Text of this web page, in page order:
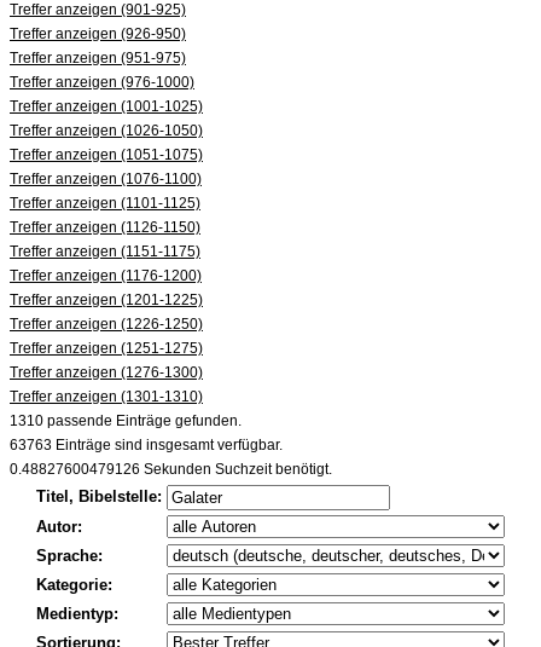
Treffer anzeigen (901-925)
Treffer anzeigen (926-950)
Treffer anzeigen (951-975)
Treffer anzeigen (976-1000)
Treffer anzeigen (1001-1025)
Treffer anzeigen (1026-1050)
Treffer anzeigen (1051-1075)
Treffer anzeigen (1076-1100)
Treffer anzeigen (1101-1125)
Treffer anzeigen (1126-1150)
Treffer anzeigen (1151-1175)
Treffer anzeigen (1176-1200)
Treffer anzeigen (1201-1225)
Treffer anzeigen (1226-1250)
Treffer anzeigen (1251-1275)
Treffer anzeigen (1276-1300)
Treffer anzeigen (1301-1310)
1310 passende Einträge gefunden.
63763 Einträge sind insgesamt verfügbar.
0.48827600479126 Sekunden Suchzeit benötigt.
Titel, Bibelstelle:
Autor:
Sprache:
Kategorie:
Medientyp:
Sortierung: